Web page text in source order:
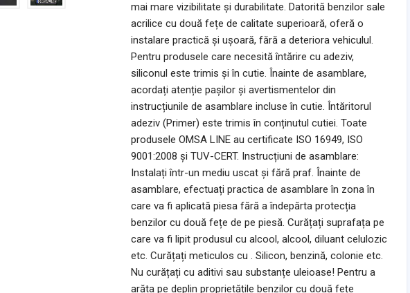
mai mare vizibilitate și durabilitate. Datorită benzilor sale
acrilice cu două fețe de calitate superioară, oferă o
instalare practică și ușoară, fără a deteriora vehiculul.
Pentru produsele care necesită întărire cu adeziv,
siliconul este trimis și în cutie. Înainte de asamblare,
acordați atenție pașilor și avertismentelor din
instrucțiunile de asamblare incluse în cutie. Întăritorul
adeziv (Primer) este trimis în conținutul cutiei. Toate
produsele OMSA LINE au certificate ISO 16949, ISO
9001:2008 și TUV-CERT. Instrucțiuni de asamblare:
Instalați într-un mediu uscat și fără praf. Înainte de
asamblare, efectuați practica de asamblare în zona în
care va fi aplicată piesa fără a îndepărta protecția
benzilor cu două fețe de pe piesă. Curățați suprafața pe
care va fi lipit produsul cu alcool, alcool, diluant celulozic
etc. Curățați meticulos cu . Silicon, benzină, colonie etc.
Nu curățați cu aditivi sau substanțe uleioase! Pentru a
arăta pe deplin proprietățile benzilor cu două fețe